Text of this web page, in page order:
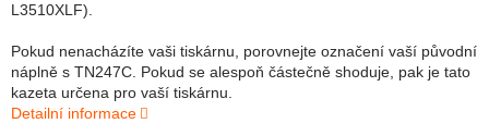
L3510XLF).
Pokud nenacházíte vaši tiskárnu, porovnejte označení vaší původní
náplně s TN247C. Pokud se alespoň částečně shoduje, pak je tato
kazeta určena pro vaší tiskárnu.
Detailní informace